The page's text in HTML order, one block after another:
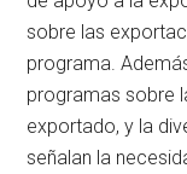
sobre las
programa.
programas sobre
exportado, y la
señalan la